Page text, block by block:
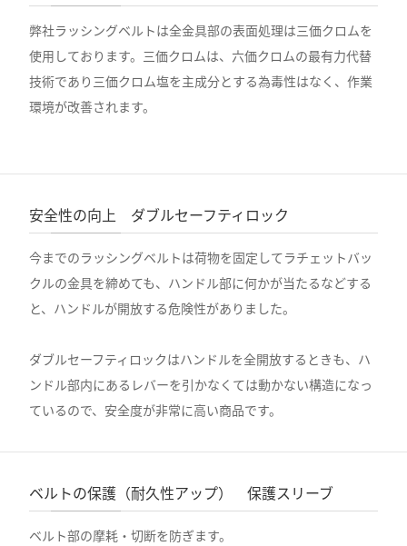
弊社ラッシングベルトは全金具部の表面処理は三価クロムを
使用しております。三価クロムは、六価クロムの最有力代替
技術であり三価クロム塩を主成分とする為毒性はなく、作業
環境が改善されます。
安全性の向上 ダブルセーフティロック
今までのラッシングベルトは荷物を固定してラチェットバッ
クルの金具を締めても、ハンドル部に何かが当たるなどする
と、ハンドルが開放する危険性がありました。
ダブルセーフティロックはハンドルを全開放するときも、ハ
ンドル部内にあるレバーを引かなくては動かない構造になっ
ているので、安全度が非常に高い商品です。
ベルトの保護（耐久性アップ） 保護スリーブ
ベルト部の摩耗・切断を防ぎます。